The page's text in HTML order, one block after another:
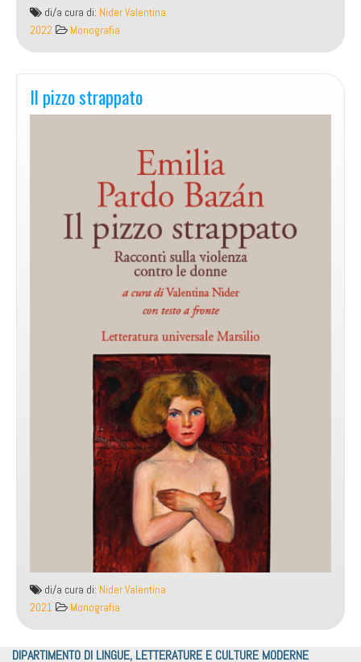
di/a cura di: Nider Valentina
2022
Monografia
Il pizzo strappato
di/a cura di: Nider Valentina
2021
Monografia
DIPARTIMENTO DI LINGUE, LETTERATURE E CULTURE MODERNE